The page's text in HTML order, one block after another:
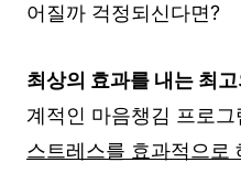
어질까 걱정되신다면?
최상의 효과를 내는 최
계적인 마음챙김 프로그
스트레스를 효과적으로